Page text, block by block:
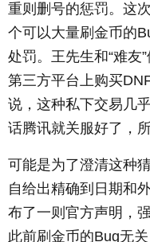
重则删号的惩罚。这
个可以大量刷金币的
处罚。王先生和“难友
第三方平台上购买
说，这种私下交易几
话腾讯就关服好了，所
可能是为了澄清这种
自给出精确到日期和
布了一则官方声明，
此前刷金币的Bug无